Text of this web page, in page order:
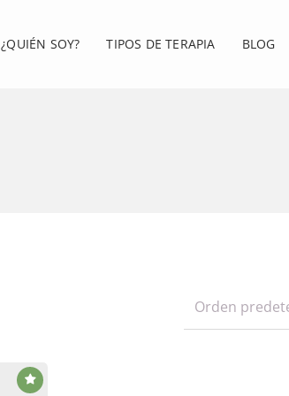
¿QUIÉN SOY? TIPOS DE TERAPIA BLOG